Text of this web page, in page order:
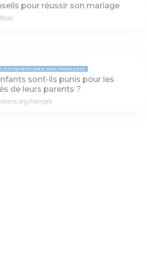
pour réussir son mariage
GOTQUESTIONS.ORG-FRANÇAIS
sont-ils punis pour les
de leurs parents ?
Français